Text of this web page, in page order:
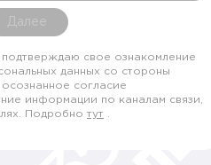
Далее
свое ознакомление
данных со стороны
согласие
информации по каналам связи,
Подробно тут